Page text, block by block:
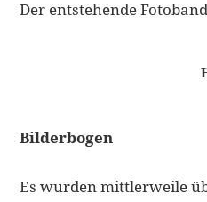
Der entstehende
Ein
Bilderbogen
Es wurden mittlerweile